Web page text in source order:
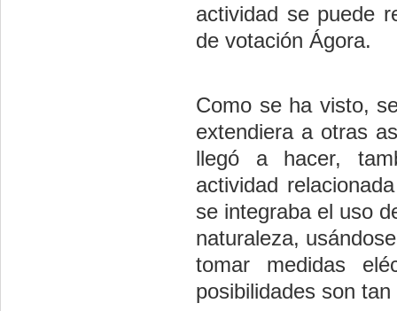
actividad se puede
de votación Ágora.
Como se ha visto,
extendiera a otras
llegó a hacer,
actividad
se integraba el uso
naturaleza,
tomar medidas
posibilidades son